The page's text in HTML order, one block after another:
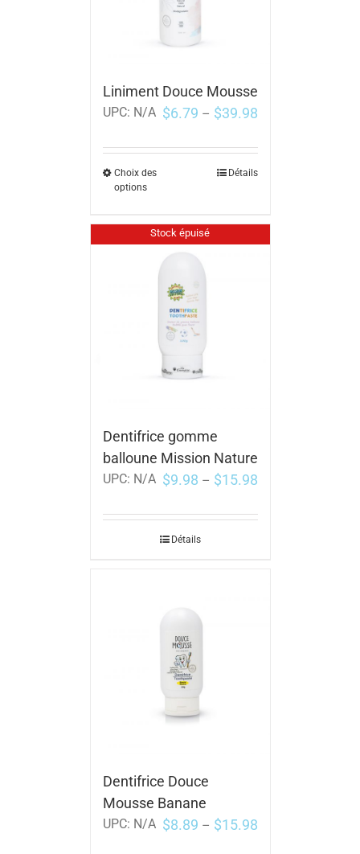
Liniment Douce Mousse
UPC: N/A $6.79 – $39.98
Choix des
options
Détails
Stock épuisé
Dentifrice gomme
balloune Mission Nature
UPC: N/A $9.98 – $15.98
Détails
Dentifrice Douce
Mousse Banane
UPC: N/A $8.89 – $15.98